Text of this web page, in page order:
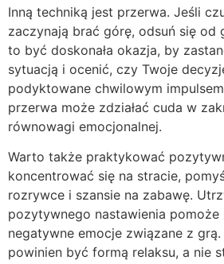
Inną techniką jest przerwa. Jeśli
zaczynają brać górę, odsuń się od
to być doskonała okazja, by
sytuacją i ocenić, czy Twoje
podyktowane chwilowym
przerwa może zdziałać cuda w
równowagi emocjonalnej.
Warto także praktykować
koncentrować się na stracie,
rozrywce i szansie na zabawę.
pozytywnego nastawienia pomoże
negatywne emocje związane z
powinien być formą relaksu, a nie